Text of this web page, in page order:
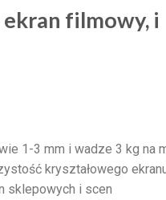
filmowy, i
1-3 mm i wadze 3 kg na
kryształowego
sklepowych i scen